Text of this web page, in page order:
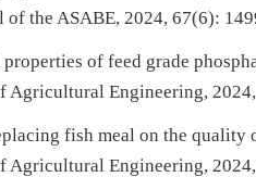
the ASABE, 2024, 67(6):
of feed grade
Agricultural Engineering,
fish meal on the
Agricultural Engineering,